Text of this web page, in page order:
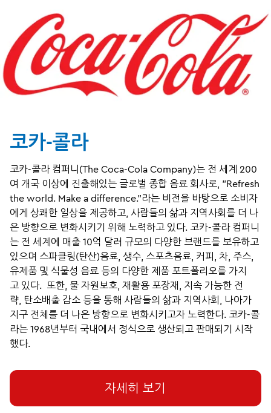
코카-콜라
코카-콜라 컴퍼니(The Coca-Cola Company)는 전 세계 200
여 개국 이상에 진출해있는 글로벌 종합 음료 회사로, "Refresh
the world. Make a difference.”라는 비전을 바탕으로 소비자
에게 상쾌한 일상을 제공하고, 사람들의 삶과 지역사회를 더 나
은 방향으로 변화시키기 위해 노력하고 있다. 코카-콜라 컴퍼니
는 전 세계에 매출 10억 달러 규모의 다양한 브랜드를 보유하고
있으며 스파클링(탄산)음료, 생수, 스포츠음료, 커피, 차, 주스,
유제품 및 식물성 음료 등의 다양한 제품 포트폴리오를 가지
고 있다. 또한, 물 자원보호, 재활용 포장재, 지속 가능한 전
략, 탄소배출 감소 등을 통해 사람들의 삶과 지역사회, 나아가
지구 전체를 더 나은 방향으로 변화시키고자 노력한다. 코카-콜
라는 1968년부터 국내에서 정식으로 생산되고 판매되기 시작
했다.
자세히 보기